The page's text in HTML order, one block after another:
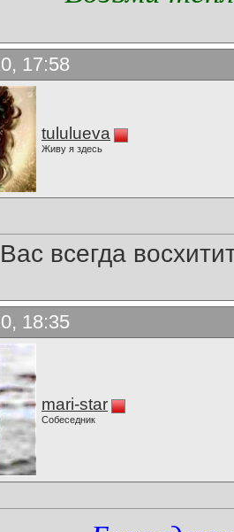
17:58
tululueva
Живу я здесь
всегда
18:35
mari-star
Собеседник